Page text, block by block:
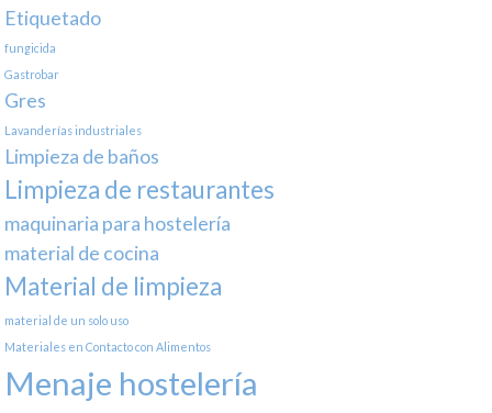
Etiquetado
fungicida
Gastrobar
Gres
Lavanderías industriales
Limpieza de baños
Limpieza de restaurantes
maquinaria para hostelería
material de cocina
Material de limpieza
material de un solo uso
Materiales en Contacto con Alimentos
Menaje hostelería